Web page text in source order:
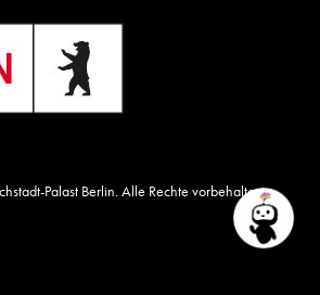
Palast Berlin. Alle Rechte vorbehalten.